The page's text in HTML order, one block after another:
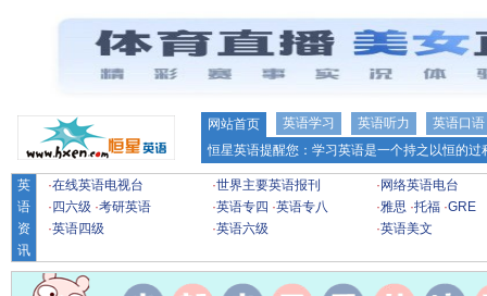
网站首页 英语学习 英语听力
英语口语
恒星英语提醒您：学习英语是一个持之以恒的
英
语
资
讯
·在线英语电视台 ·世界主要英语报刊 · 网络英语电台
· 四六级 ·考研英语 ·英语专四 ·英语专八 ·雅思 ·托福 ·GRE
·英语四级 ·英语六级 ·英语美文